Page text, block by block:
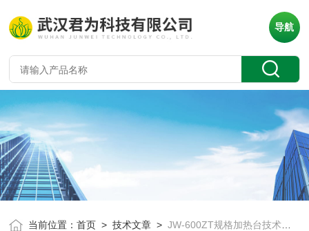
导航
当前位置：首页 >技术文章 >JW-600ZT规格加热台技术参数